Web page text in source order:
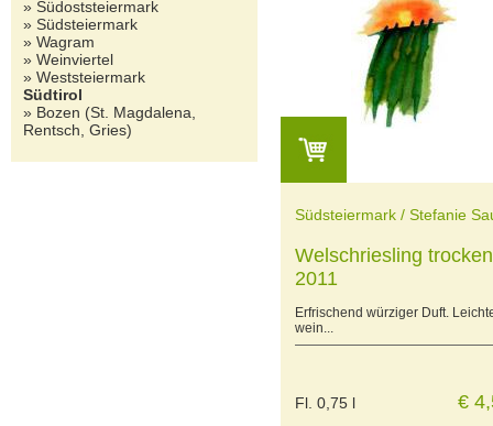
» Südoststeiermark
» Südsteiermark
» Wagram
» Weinviertel
» Weststeiermark
Südtirol
» Bozen (St. Magdalena,
Rentsch, Gries)
Südsteiermark / Stefanie
Welschriesling trocken
2011
Erfrischend würziger Duft.
wein...
Fl. 0,75 l €